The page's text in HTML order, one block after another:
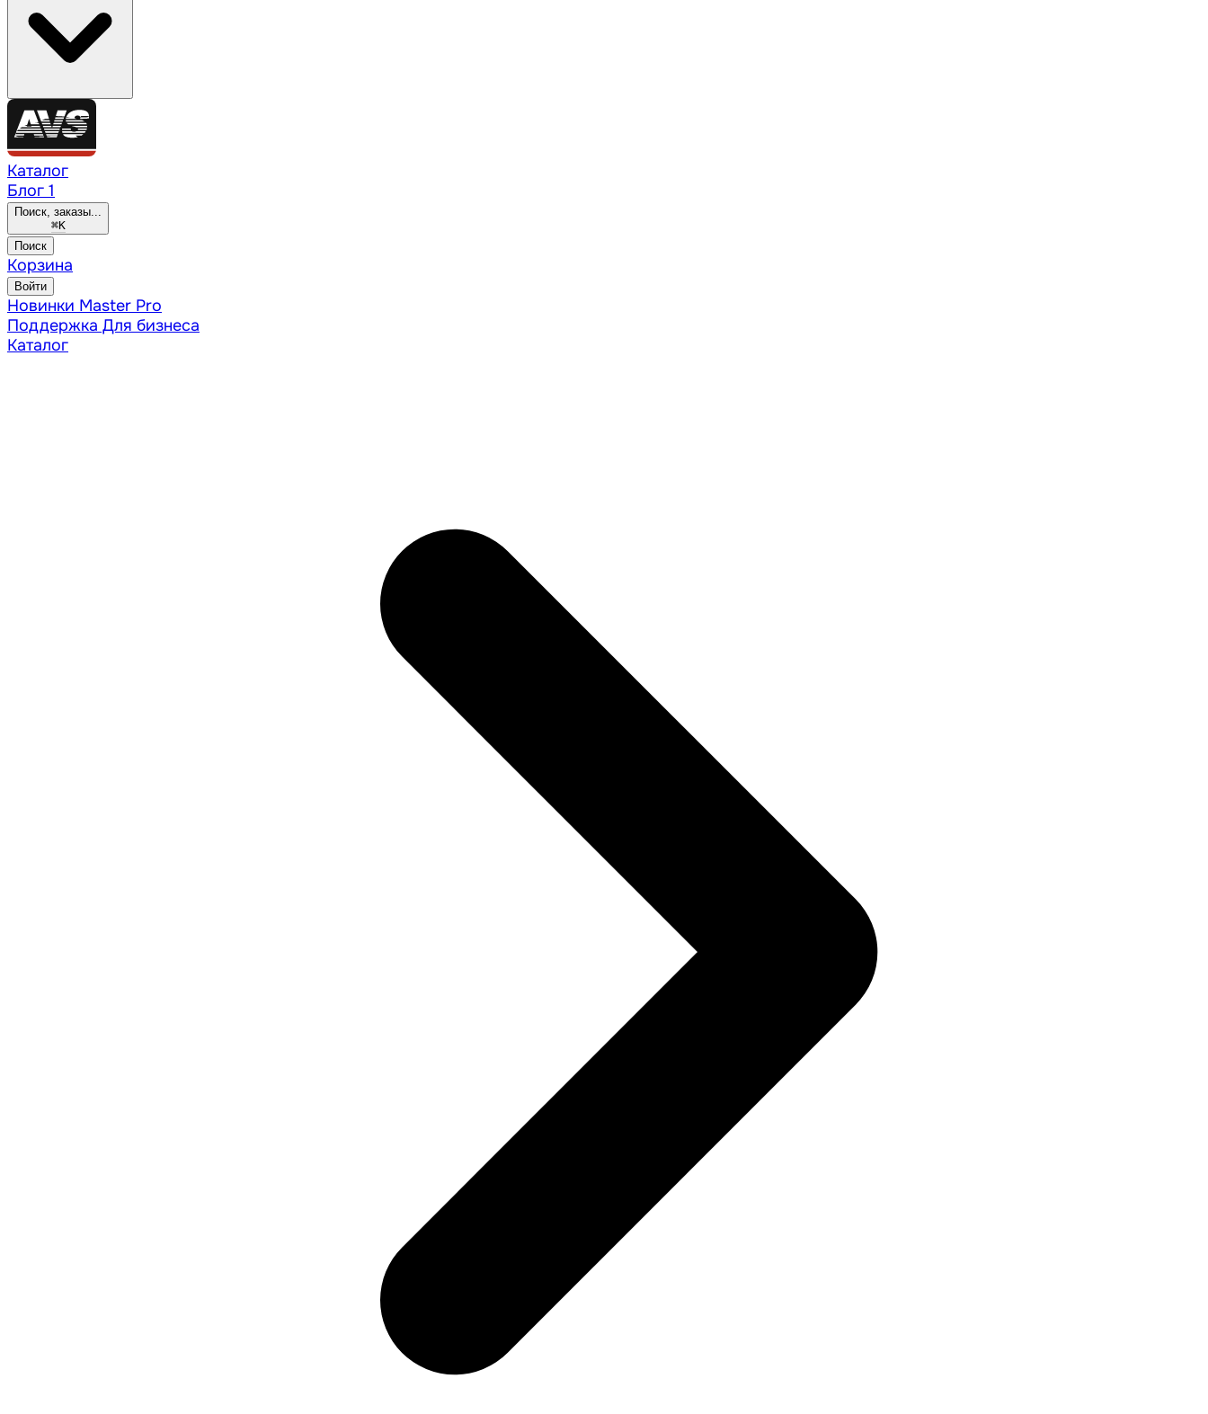
Каталог
Блог 1
Поиск, заказы...
⌘K
Поиск
Корзина
Войти
Новинки Master Pro
Поддержка Для бизнеса
Каталог